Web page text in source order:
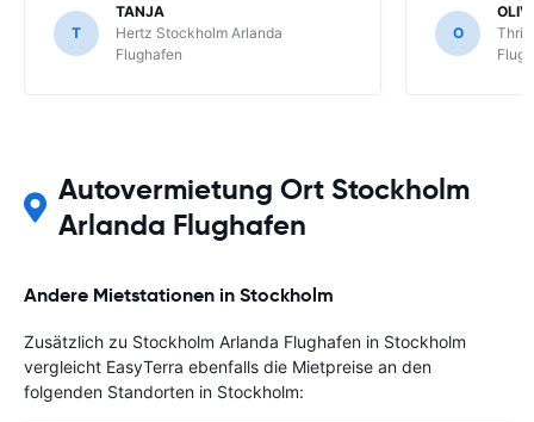
T
TANJA
Hertz Stockholm Arlanda
Flughafen
O
Autovermietung Ort Stockholm
Arlanda Flughafen
Andere Mietstationen in Stockholm
Zusätzlich zu Stockholm Arlanda Flughafen in Stockholm
vergleicht EasyTerra ebenfalls die Mietpreise an den
folgenden Standorten in Stockholm: